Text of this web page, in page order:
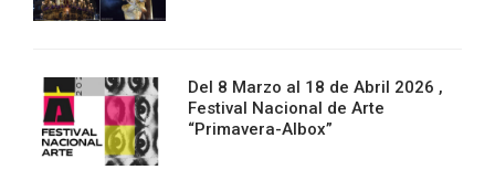
Del 8 Marzo al 18 de Abril 2026 ,
Festival Nacional de Arte
“Primavera-Albox”